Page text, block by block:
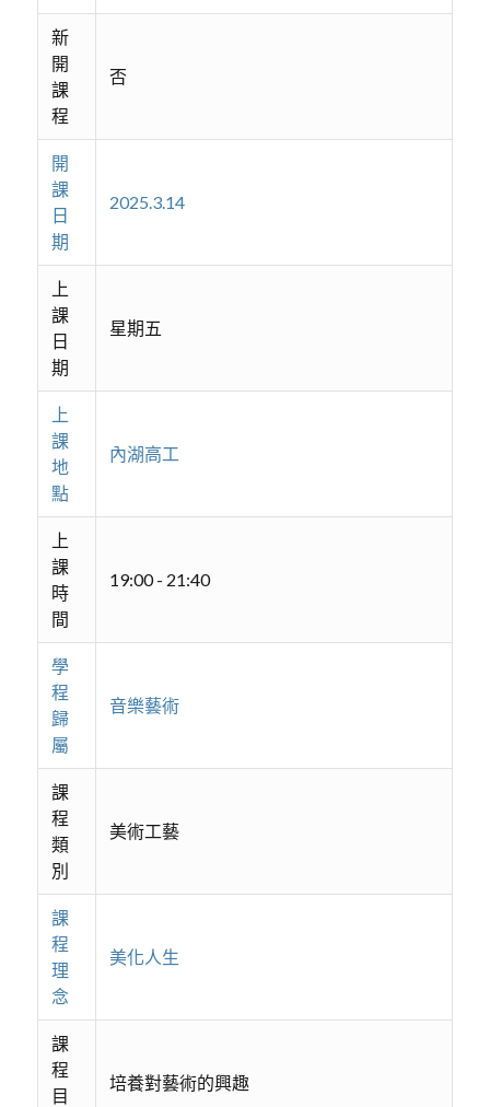
新
開
課
程
否
開
課
日
期
2025.3.14
上
課
日
期
星期五
上
課
地
點
內湖高工
上
課
時
間
19:00 - 21:40
學
程
歸
屬
音樂藝術
課
程
類
別
美術工藝
課
程
理
念
美化人生
課
程
目
培養對藝術的興趣